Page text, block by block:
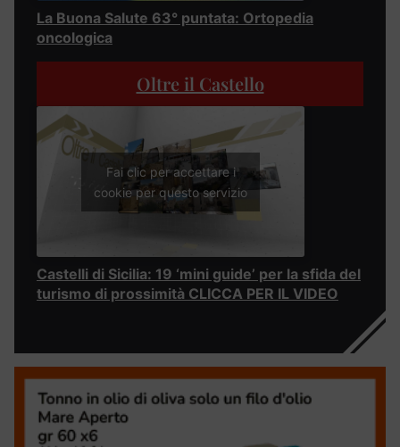
La Buona Salute 63° puntata: Ortopedia
oncologica
Oltre il Castello
Fai clic per accettare i
cookie per questo servizio
Castelli di Sicilia: 19 ‘mini guide’ per la sfida del
turismo di prossimità CLICCA PER IL VIDEO